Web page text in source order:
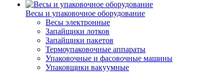
Весы и упаковочное оборудование
Весы электронные
Запайщики лотков
Запайщики пакетов
Термоупаковочные аппараты
Упаковочные и фасовочные машины
Упаковщики вакуумные